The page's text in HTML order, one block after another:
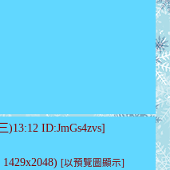
)13:12 ID:JmGs4zvs]
[以預覽圖顯示]